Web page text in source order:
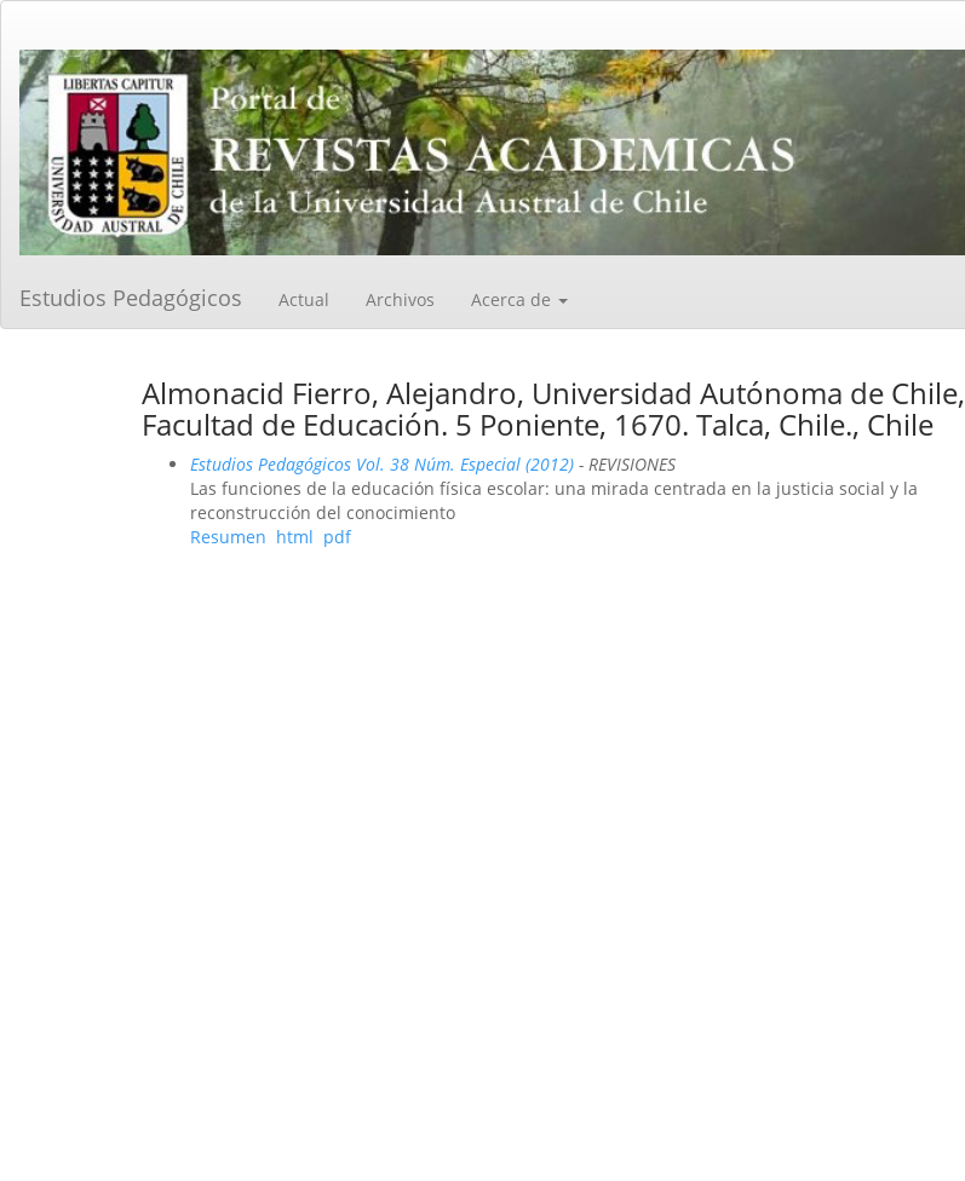
Contenido
principal
Barra
lateral
Estudios Pedagógicos Actual Archivos Acerca de
Almonacid Fierro, Alejandro, Universidad Autónoma de Chile,
Facultad de Educación. 5 Poniente, 1670. Talca, Chile., Chile
Estudios Pedagógicos Vol. 38 Núm. Especial (2012) - REVISIONES
Las funciones de la educación física escolar: una mirada centrada en la justicia social y la
reconstrucción del conocimiento
Resumen html pdf